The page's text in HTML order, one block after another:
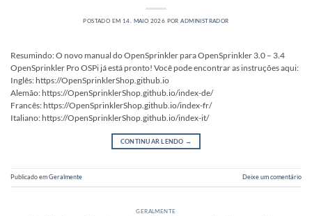
POSTADO EM 14. MAIO 2026 PORADMINISTRADOR
Resumindo: O novo manual do OpenSprinkler para OpenSprinkler 3.0 – 3.4
OpenSprinkler Pro OSPi já está pronto! Você pode encontrar as instruções aqui:
Inglês: https://OpenSprinklerShop.github.io
Alemão: https://OpenSprinklerShop.github.io/index-de/
Francês: https://OpenSprinklerShop.github.io/index-fr/
Italiano: https://OpenSprinklerShop.github.io/index-it/
CONTINUAR LENDO →
Publicado emGeralmente Deixe um comentário
GERALMENTE